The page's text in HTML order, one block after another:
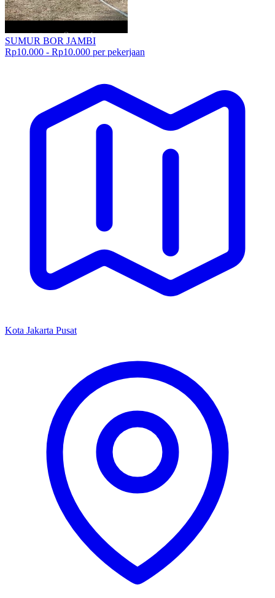
SUMUR BOR JAMBI
Rp10.000 - Rp10.000 per pekerjaan
Kota Jakarta Pusat